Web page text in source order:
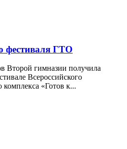
фестиваля ГТО
Второй гимназии получила
Всероссийского
комплекса «Готов к...